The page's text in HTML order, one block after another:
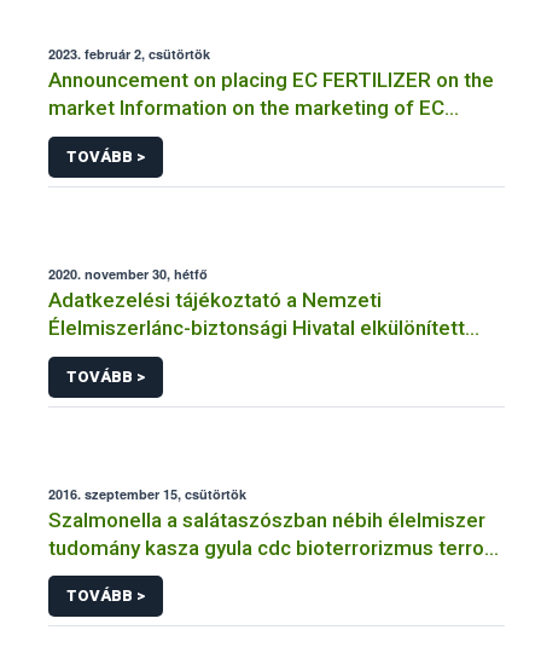
2023. február 2, csütörtök
Announcement on placing EC FERTILIZER on the
market Information on the marketing of EC
FERTILIZER and the application for a certificate
TOVÁBB >
2020. november 30, hétfő
Adatkezelési tájékoztató a Nemzeti
Élelmiszerlánc-biztonsági Hivatal elkülönített
visszaélés-bejelentési rendszerhez kapcsolódó
adatkezeléséhez
TOVÁBB >
2016. szeptember 15, csütörtök
Szalmonella a salátaszószban nébih élelmiszer
tudomány kasza gyula cdc bioterrorizmus terror
lépfene
TOVÁBB >